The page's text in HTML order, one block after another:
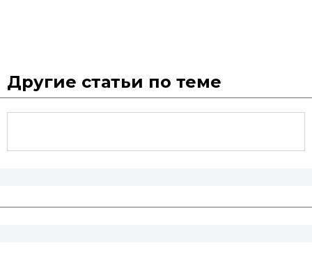
Другие статьи по теме